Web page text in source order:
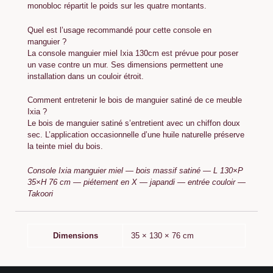
monobloc répartit le poids sur les quatre montants.
Quel est l’usage recommandé pour cette console en
manguier ?
La console manguier miel Ixia 130cm est prévue pour poser
un vase contre un mur. Ses dimensions permettent une
installation dans un couloir étroit.
Comment entretenir le bois de manguier satiné de ce meuble
Ixia ?
Le bois de manguier satiné s’entretient avec un chiffon doux
sec. L’application occasionnelle d’une huile naturelle préserve
la teinte miel du bois.
Console Ixia manguier miel — bois massif satiné — L 130×P
35×H 76 cm — piétement en X — japandi — entrée couloir —
Takoori
Dimensions 35 × 130 × 76 cm